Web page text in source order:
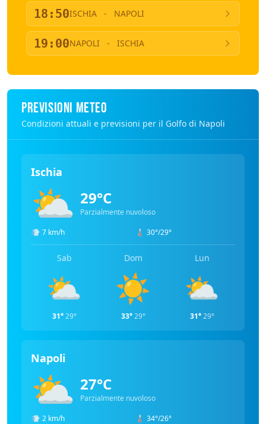
18:50ISCHIA - NAPOLI
19:00NAPOLI - ISCHIA
PREVISIONI METEO
Condizioni attuali e previsioni per il Golfo di Napoli
Ischia
⛅ 29°C
Parzialmente nuvoloso
💨 7 km/h 🌡️ 30°/29°
Sab
⛅
31° 29°
Dom
☀️
33° 29°
Lun
⛅
31° 29°
Napoli
⛅ 27°C
Parzialmente nuvoloso
💨 2 km/h 🌡️ 34°/26°